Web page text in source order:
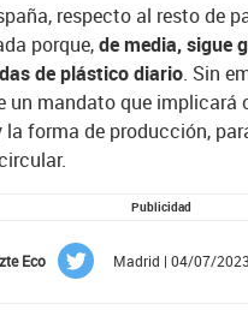
respecto al resto de
porque,de media, sigue
de plástico diario. Sin
un mandato que implicará
forma de producción,
Publicidad
Eco Madrid | 04/07/2023